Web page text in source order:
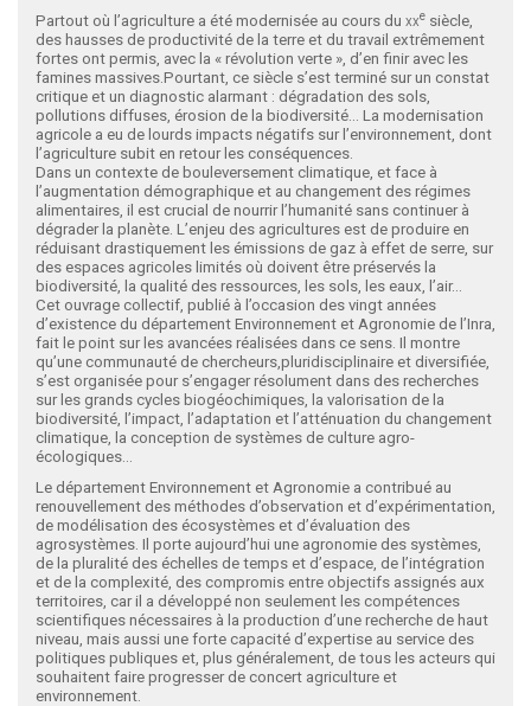
Partout où l’agriculture a été modernisée au cours du xxe siècle,
des hausses de productivité de la terre et du travail extrêmement
fortes ont permis, avec la « révolution verte », d’en finir avec les
famines massives.Pourtant, ce siècle s’est terminé sur un constat
critique et un diagnostic alarmant : dégradation des sols,
pollutions diffuses, érosion de la biodiversité... La modernisation
agricole a eu de lourds impacts négatifs sur l’environnement, dont
l’agriculture subit en retour les conséquences.
Dans un contexte de bouleversement climatique, et face à
l’augmentation démographique et au changement des régimes
alimentaires, il est crucial de nourrir l’humanité sans continuer à
dégrader la planète. L’enjeu des agricultures est de produire en
réduisant drastiquement les émissions de gaz à effet de serre, sur
des espaces agricoles limités où doivent être préservés la
biodiversité, la qualité des ressources, les sols, les eaux, l’air…
Cet ouvrage collectif, publié à l’occasion des vingt années
d’existence du département Environnement et Agronomie de l’Inra,
fait le point sur les avancées réalisées dans ce sens. Il montre
qu’une communauté de chercheurs,pluridisciplinaire et diversifiée,
s’est organisée pour s’engager résolument dans des recherches
sur les grands cycles biogéochimiques, la valorisation de la
biodiversité, l’impact, l’adaptation et l’atténuation du changement
climatique, la conception de systèmes de culture agro-
écologiques…
Le département Environnement et Agronomie a contribué au
renouvellement des méthodes d’observation et d’expérimentation,
de modélisation des écosystèmes et d’évaluation des
agrosystèmes. Il porte aujourd’hui une agronomie des systèmes,
de la pluralité des échelles de temps et d’espace, de l’intégration
et de la complexité, des compromis entre objectifs assignés aux
territoires, car il a développé non seulement les compétences
scientifiques nécessaires à la production d’une recherche de haut
niveau, mais aussi une forte capacité d’expertise au service des
politiques publiques et, plus généralement, de tous les acteurs qui
souhaitent faire progresser de concert agriculture et
environnement.